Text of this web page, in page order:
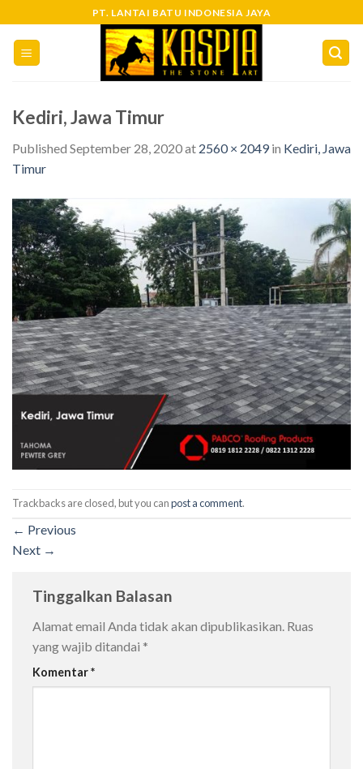
content
PT. LANTAI BATU INDONESIA JAYA
Kediri, Jawa Timur
Published September 28, 2020at 2560 × 2049in Kediri, Jawa
Timur
Trackbacks are closed, but you canpost a comment.
← Previous
Next →
Tinggalkan Balasan
Alamat email Anda tidak akan dipublikasikan. Ruas
yang wajib ditandai *
Komentar*